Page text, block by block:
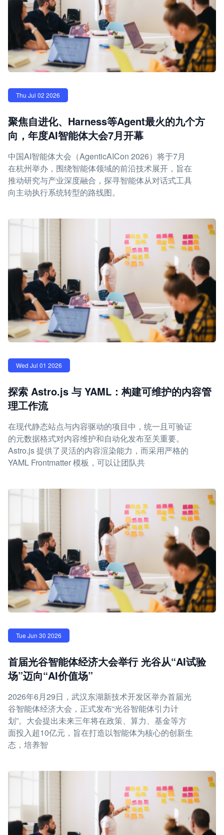
Thu Jul 02 2026
聚焦自进化、Harness等Agent最火的九个方
向，年度AI智能体大会7月开幕
中国AI智能体大会（AgenticAICon 2026）将于7月
在杭州举办，围绕智能体领域的前沿技术展开，旨在
推动研究与产业深度融合，探寻智能体从对话式工具
向主动执行系统转型的路线图。
Wed Jul 01 2026
探索 Astro.js 与 YAML：构建可维护的内容管
理工作流
在现代静态站点与内容驱动的项目中，统一且可验证
的元数据格式对内容维护和自动化发布至关重要。
Astro.js 提供了灵活的内容渲染能力，而采用严格的
YAML Frontmatter 模板，可以让团队共
Tue Jun 30 2026
首届光谷智能体经济大会举行 光谷从“AI试验
场”迈向“AI价值场”
2026年6月29日，武汉东湖新技术开发区举办首届光
谷智能体经济大会，正式发布“光谷智能体引力计
划”。大会提出未来三年将在政策、算力、基金等方
面投入超10亿元，旨在打造以智能体为核心的创新生
态，培养智